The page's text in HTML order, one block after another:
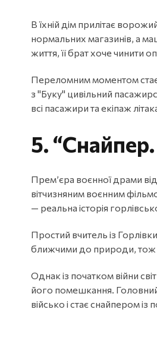
В їхній дім прилітає
нормальних магазинів, а
життя, її брат хоче чинити
Переломним моментом стає
з "Буку" цивільний
всі пасажири та екіпаж
5.
Прем’єра воєнної драми
вітчизняним воєнним
— реальна історія
Простий вчитель із
ближчими до природи, тож
Однак із початком війни
його помешкання.
військо і стає снайпером із